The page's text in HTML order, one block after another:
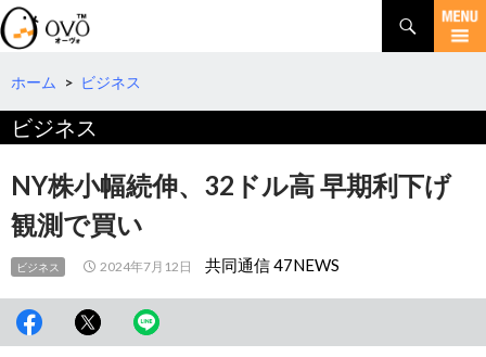
検
索
コ
テ
へ
移
動
ホーム > ビジネス
ビジネス
NY株小幅続伸、32ドル高 早期利下げ
観測で買い
ビジネス 2024年7月12日 共同通信 47NEWS